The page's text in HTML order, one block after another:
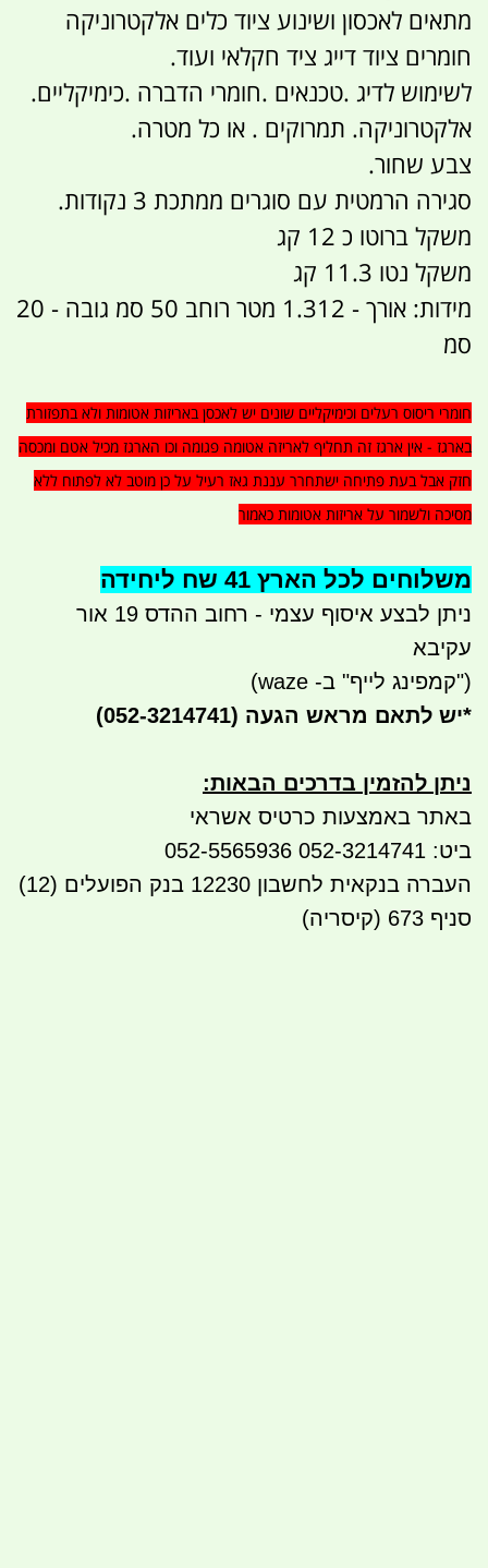
מתאים לאכסון ושינוע ציוד כלים אלקטרוניקה
חומרים ציוד דייג ציד חקלאי ועוד.
לשימוש לדיג .טכנאים .חומרי הדברה .כימיקליים.
אלקטרוניקה. תמרוקים . או כל מטרה.
צבע שחור.
סגירה הרמטית עם סוגרים ממתכת 3 נקודות.
משקל ברוטו כ 12 קג
משקל נטו 11.3 קג
מידות: אורך - 1.312 מטר רוחב 50 סמ גובה - 20
סמ
חומרי ריסוס רעלים וכימיקליים שונים יש לאכסן באריזות אטומות ולא בתפזורת
בארגז - אין ארגז זה תחליף לאריזה אטומה פגומה וכו הארגז מכיל אטם ומכסה
חזק אבל בעת פתיחה ישתחרר עננת גאז רעיל על כן מוטב לא לפתוח ללא
מסיכה ולשמור על אריזות אטומות כאמור
משלוחים לכל הארץ 41 שח ליחידה
ניתן לבצע איסוף עצמי - רחוב ההדס 19 אור
עקיבא
("קמפינג לייף" ב- waze)
*יש לתאם מראש הגעה (052-3214741)
ניתן להזמין בדרכים הבאות:
באתר באמצעות כרטיס אשראי
ביט: 052-3214741 052-5565936
העברה בנקאית לחשבון 12230 בנק הפועלים (12)
סניף 673 (קיסריה)